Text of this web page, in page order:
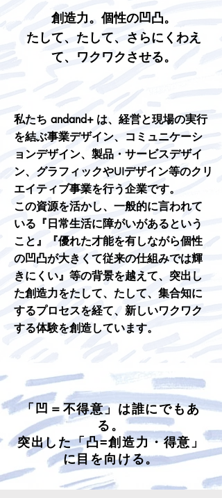
創造力。個性の凹凸。
​たして、たして、さらにくわえ
て、ワクワクさせる。
私たち andand+ は、経営と現場の実行
を結ぶ事業デザイン、コミュニケーシ
ョンデザイン、製品・サービスデザイ
ン、グラフィックやUIデザイン等のクリ
エイティブ事業を行う企業です。
この資源を活かし、一般的に言われて
いる『日常生活に障がいがあるという
こと』『優れた才能を有しながら個性
の凹凸が大きくて従来の仕組みでは輝
きにくい』等の背景を越えて、突出し
た創造力をたして、たして、集合知に
するプロセスを経て、新しいワクワク
する体験を創造しています。
「凹＝不得意」は誰にでもあ
る。
突出した「凸=創造力・​得意」
に目を向ける。